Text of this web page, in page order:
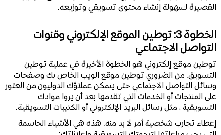
القصيرة لسهولة إنشاء محتوى تسويقي وتوزيعه.
الخطوة 3: توطين الموقع الإلكتروني وقنوات
التواصل الاجتماعي
توطين موقع إلكتروني هو الخطوة الأخيرة في عملية توطين
التسويق. من الضروري توطين موقع الويب الخاص بك وصفحات
وسائل التواصل الاجتماعي حتى يتمكن عملاؤك الدوليون من العثور
على المنتجات أو الخدمات التي تقدمها بعد أن يروا موادك
التسويقية ، مثل رسائل البريد الإلكتروني أو الكتيبات التسويقية.
إعطاء تجارب شخصية أمر لا بد منه. هذه هي الأشياء الحاسمة